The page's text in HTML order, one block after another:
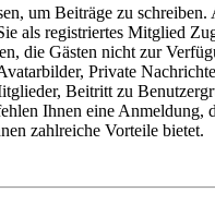
um Beiträge zu
als registriertes Mitglied
die Gästen nicht zur
Private
Beitritt zu
Ihnen eine Anmeldung,
zahlreiche Vorteile bietet.